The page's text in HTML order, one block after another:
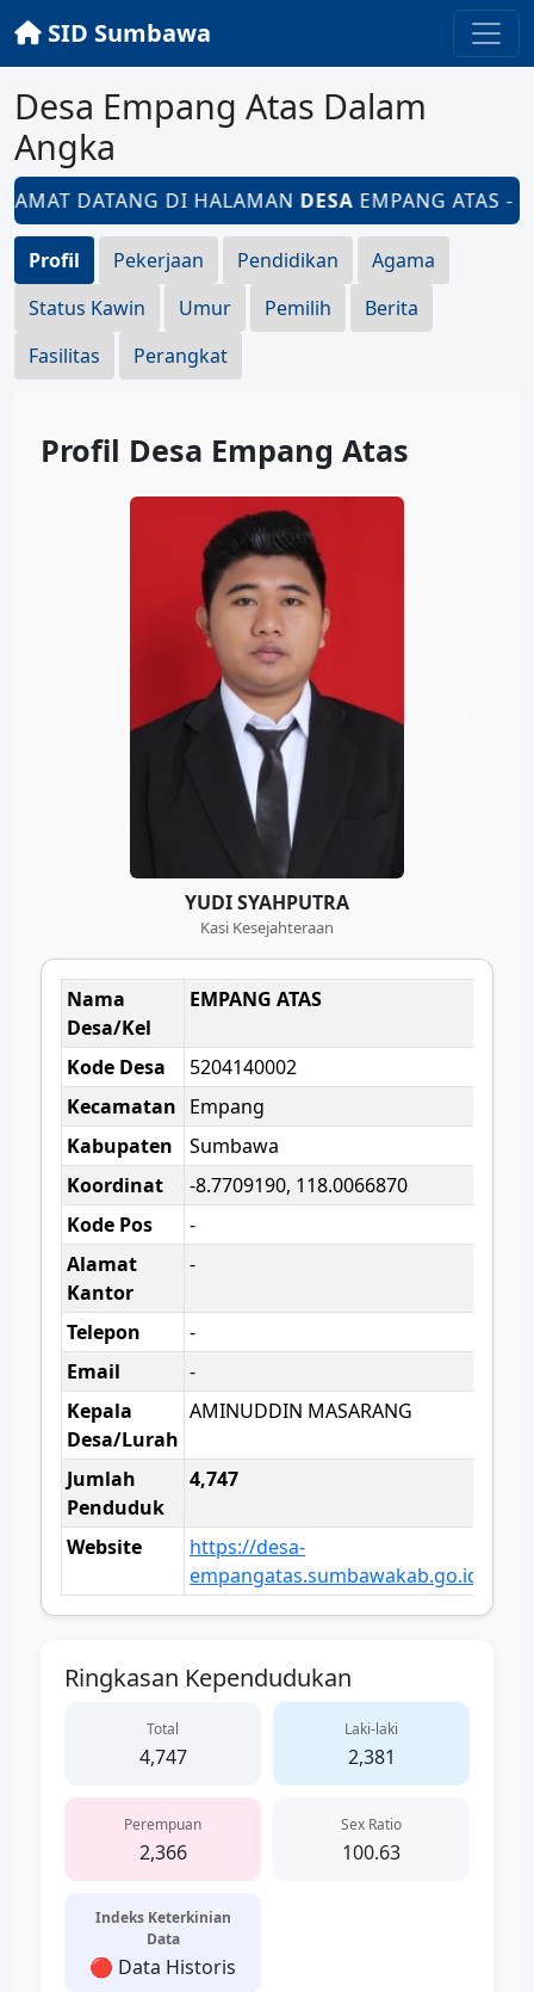
SID Sumbawa
Desa Empang Atas Dalam
Angka
DATANG DI HALAMANDESAEMPANG ATAS -
Profil Pekerjaan Pendidikan
Agama
Status Kawin
Umur Pemilih
Berita
Fasilitas
Perangkat
Profil Desa Empang Atas
YUDI SYAHPUTRA
Kasi Kesejahteraan
Nama
Desa/Kel
EMPANG ATAS
Kode Desa
5204140002
Kecamatan Empang
Kabupaten
Sumbawa
Koordinat
-8.7709190, 118.0066870
Kode Pos
-
Alamat
Kantor
-
Telepon
-
Email
-
Kepala
Desa/Lurah
AMINUDDIN MASARANG
Jumlah
Penduduk
4,747
Website
https://desa-
empangatas.sumbawakab.go.id/
Ringkasan Kependudukan
Total
4,747
Laki-laki
2,381
Perempuan
2,366
Sex Ratio
100.63
Indeks Keterkinian
Data
🔴 Data Historis